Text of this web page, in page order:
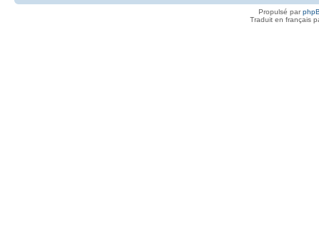
Propulsé par
Traduit en français